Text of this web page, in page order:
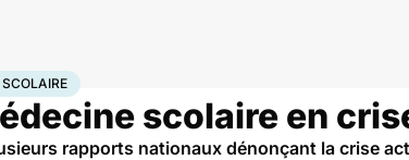
Médecine scolaire
scolaire en
rapports nationaux dénonçant la crise